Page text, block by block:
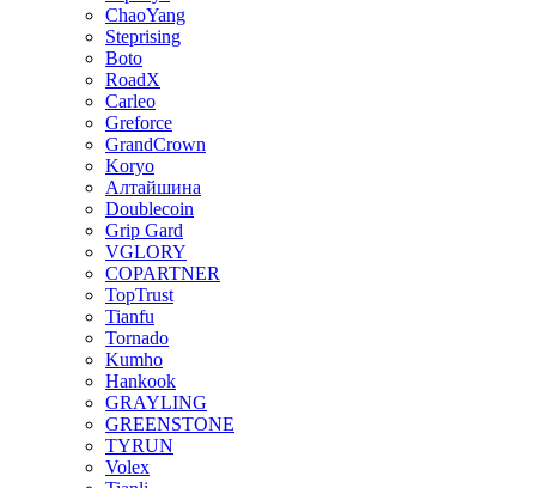
ChaoYang
Steprising
Boto
RoadX
Carleo
Greforce
GrandCrown
Koryo
Алтайшина
Doublecoin
Grip Gard
VGLORY
COPARTNER
TopTrust
Tianfu
Tornado
Kumho
Hankook
GRAYLING
GREENSTONE
TYRUN
Volex